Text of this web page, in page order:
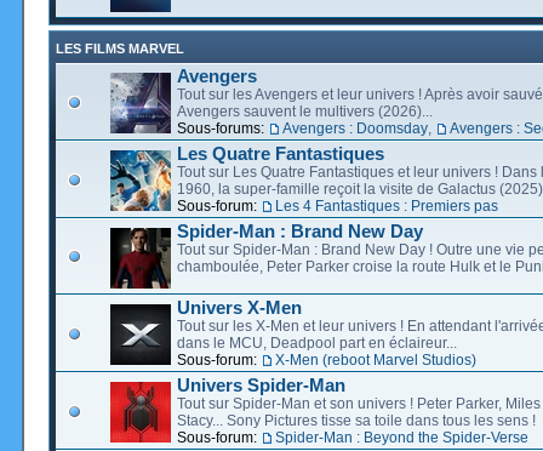
LES FILMS MARVEL
Avengers
Tout sur les Avengers et leur univers ! Après avoir
Avengers sauvent le multivers (2026)...
Sous-forums:
Avengers : Doomsday Avengers :
Les Quatre Fantastiques
Tout sur Les Quatre Fantastiques et leur univers ! Dans
1960, la super-famille reçoit la visite de Galactus
Sous-forum:
Les 4 Fantastiques : Premiers pas
Spider-Man : Brand New Day
Tout sur Spider-Man : Brand New Day ! Outre une vie
chamboulée, Peter Parker croise la route Hulk et le
Univers X-Men
Tout sur les X-Men et leur univers ! En attendant
dans le MCU, Deadpool part en éclaireur...
Sous-forum:
X-Men (reboot Marvel Studios)
Univers Spider-Man
Tout sur Spider-Man et son univers ! Peter Parker,
Stacy... Sony Pictures tisse sa toile dans tous les sens !
Sous-forum:
Spider-Man : Beyond the Spider-Verse